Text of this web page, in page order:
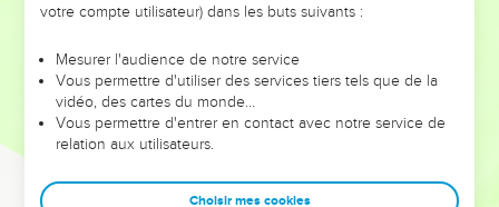
leur foi ou leur vision. Mais on voit moins les doutes, les erreurs
et les saisons difficiles qu'ils ont traversés, alors même que ce
sont elles qui les ont façonnés.
Dans cette conférence, leaders, entrepreneurs, et responsables
clés pour avancer avec plus de sagesse afin que leurs erreurs
votre compte utilisateur) dans les buts suivants :
Mesurer l'audience de notre service
Vous permettre d'utiliser des services tiers tels que de la
vidéo, des cartes du monde…
Vous permettre d'entrer en contact avec notre service de
relation aux utilisateurs.
Choisir mes cookies